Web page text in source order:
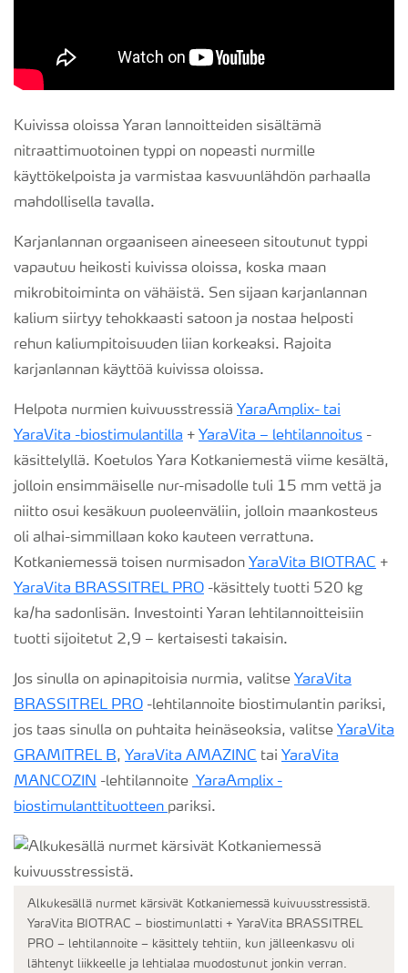
Kuivissa oloissa Yaran lannoitteiden sisältämä
nitraattimuotoinen typpi on nopeasti nurmille
käyttökelpoista ja varmistaa kasvuunlähdön parhaalla
mahdollisella tavalla.
Karjanlannan orgaaniseen aineeseen sitoutunut typpi
vapautuu heikosti kuivissa oloissa, koska maan
mikrobitoiminta on vähäistä. Sen sijaan karjanlannan
kalium siirtyy tehokkaasti satoon ja nostaa helposti
rehun kaliumpitoisuuden liian korkeaksi. Rajoita
karjanlannan käyttöä kuivissa oloissa.
Helpota nurmien kuivuusstressiä YaraAmplix- tai
YaraVita -biostimulantilla + YaraVita – lehtilannoitus -
käsittelyllä. Koetulos Yara Kotkaniemestä viime kesältä,
jolloin ensimmäiselle nur-misadolle tuli 15 mm vettä ja
niitto osui kesäkuun puoleenväliin, jolloin maankosteus
oli alhai-simmillaan koko kauteen verrattuna.
Kotkaniemessä toisen nurmisadon YaraVita BIOTRAC +
YaraVita BRASSITREL PRO -käsittely tuotti 520 kg
ka/ha sadonlisän. Investointi Yaran lehtilannoitteisiin
tuotti sijoitetut 2,9 – kertaisesti takaisin.
Jos sinulla on apinapitoisia nurmia, valitse YaraVita
BRASSITREL PRO -lehtilannoite biostimulantin pariksi,
jos taas sinulla on puhtaita heinäseoksia, valitse YaraVita
GRAMITREL B, YaraVita AMAZINC tai YaraVita
MANCOZIN -lehtilannoite YaraAmplix -
biostimulanttituotteen pariksi.
Alkukesällä nurmet kärsivät Kotkaniemessä kuivuusstressistä.
YaraVita BIOTRAC – biostimunlatti + YaraVita BRASSITREL
PRO – lehtilannoite – käsittely tehtiin, kun jälleenkasvu oli
lähtenyt liikkeelle ja lehtialaa muodostunut jonkin verran.